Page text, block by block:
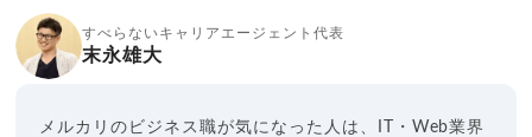
すべらないキャリアエージェント代表
末永雄大
メルカリのビジネス職が気になった人は、IT・Web業界